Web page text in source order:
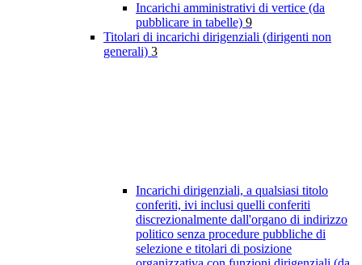
Incarichi amministrativi di vertice (da
pubblicare in tabelle) 9
Titolari di incarichi dirigenziali (dirigenti non
generali) 3
Incarichi dirigenziali, a qualsiasi titolo
conferiti, ivi inclusi quelli conferiti
discrezionalmente dall'organo di indirizzo
politico senza procedure pubbliche di
selezione e titolari di posizione